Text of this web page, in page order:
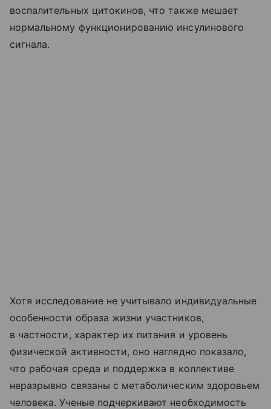
воспалительных цитокинов, что также мешает
нормальному функционированию инсулинового
сигнала.
Хотя исследование не учитывало индивидуальные
особенности образа жизни участников,
в частности, характер их питания и уровень
физической активности, оно наглядно показало,
что рабочая среда и поддержка в коллективе
неразрывно связаны с метаболическим здоровьем
человека. Ученые подчеркивают необходимость